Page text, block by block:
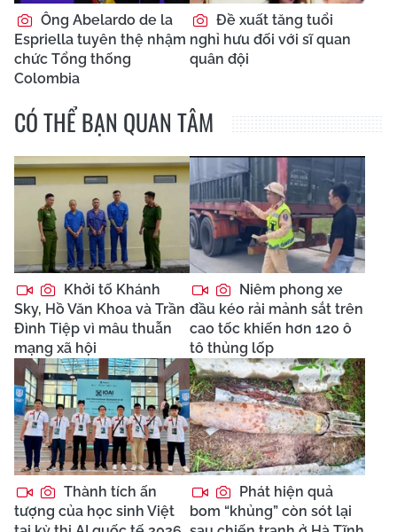
Ông Abelardo de la
Espriella tuyên thệ nhậm
chức Tổng thống
Colombia
Đề xuất tăng tuổi
nghỉ hưu đối với sĩ quan
quân đội
CÓ THỂ BẠN QUAN TÂM
Khởi tố Khánh
Sky, Hồ Văn Khoa và Trần
Đình Tiệp vì mâu thuẫn
mạng xã hội
Niêm phong xe
đầu kéo rải mảnh sắt trên
cao tốc khiến hơn 120 ô
tô thủng lốp
Thành tích ấn
tượng của học sinh Việt
Phát hiện quả
bom “khủng” còn sót lại